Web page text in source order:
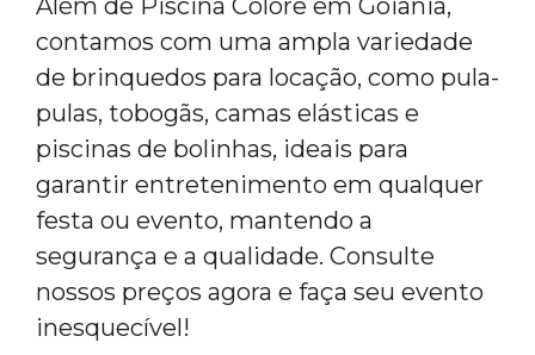
Além de Piscina Colorê em Goiânia,
contamos com uma ampla variedade
de brinquedos para locação, como pula-
pulas, tobogãs, camas elásticas e
piscinas de bolinhas, ideais para
garantir entretenimento em qualquer
festa ou evento, mantendo a
segurança e a qualidade. Consulte
nossos preços agora e faça seu evento
inesquecível!